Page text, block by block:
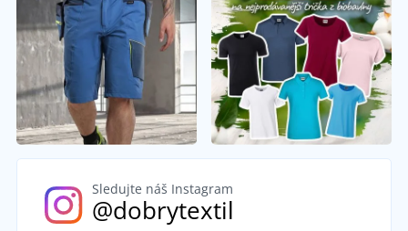
Sledujte náš Instagram
@dobrytextil